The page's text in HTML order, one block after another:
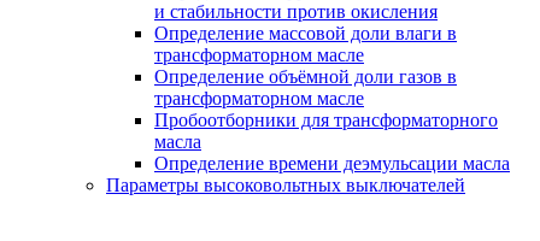
и стабильности против окисления
Определение массовой доли влаги в
трансформаторном масле
Определение объёмной доли газов в
трансформаторном масле
Пробоотборники для трансформаторного
масла
Определение времени деэмульсации масла
Параметры высоковольтных выключателей